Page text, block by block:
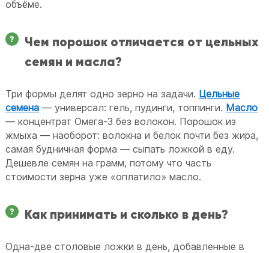
объёме.
Чем порошок отличается от цельных
семян и масла?
Три формы делят одно зерно на задачи. Цельные
семена — универсал: гель, пудинги, топпинги. Масло
— концентрат Омега-3 без волокон. Порошок из
жмыха — наоборот: волокна и белок почти без жира,
самая будничная форма — сыпать ложкой в еду.
Дешевле семян на грамм, потому что часть
стоимости зерна уже «оплатило» масло.
Как принимать и сколько в день?
Одна-две столовые ложки в день, добавленные в